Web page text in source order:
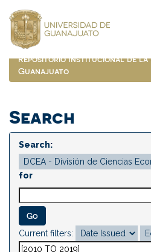
navigation
Repositorio Institucional de la
Guanajuato
Search
Search:
for
Current filters: